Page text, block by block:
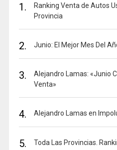
1.
Ranking Venta de Autos
Provincia
2. Junio: El Mejor Mes Del
3.
Alejandro Lamas: «Junio
Venta»
4. Alejandro Lamas en
5. Toda Las Provincias.